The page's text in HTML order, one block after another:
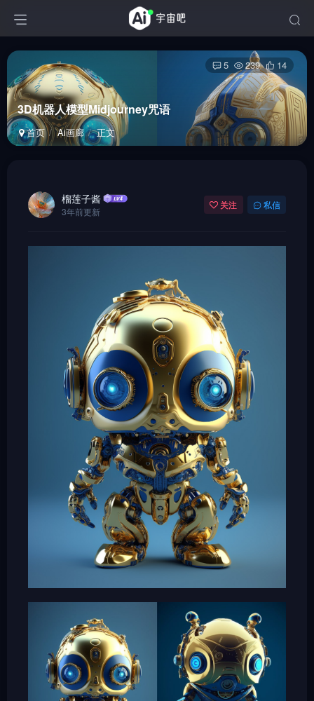
3D机器人模型Midjourney咒语
首页 Ai画廊 正文
5 239 14
榴莲子酱
3年前更新
关注 私信